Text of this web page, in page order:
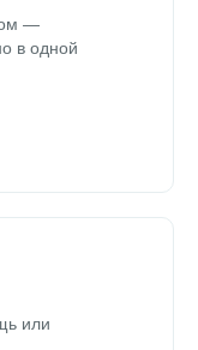
—
в одной
или